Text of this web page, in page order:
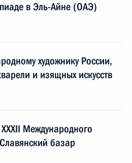
в Эль-Айне (ОАЭ)
художнику России,
и изящных искусств
Международного
базар